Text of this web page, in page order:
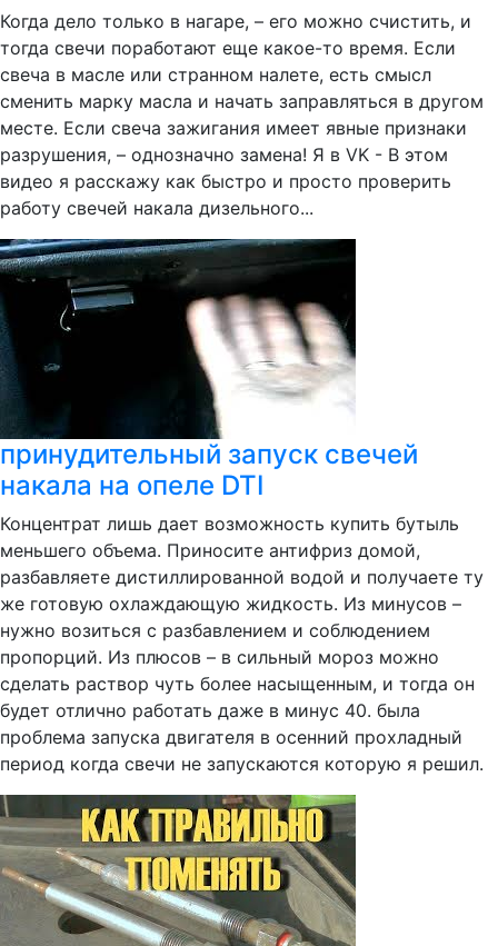
Когда дело только в нагаре, – его можно счистить, и
тогда свечи поработают еще какое-то время. Если
свеча в масле или странном налете, есть смысл
сменить марку масла и начать заправляться в другом
месте. Если свеча зажигания имеет явные признаки
разрушения, – однозначно замена! Я в VK - В этом
видео я расскажу как быстро и просто проверить
работу свечей накала дизельного...
принудительный запуск свечей
накала на опеле DTI
Концентрат лишь дает возможность купить бутыль
меньшего объема. Приносите антифриз домой,
разбавляете дистиллированной водой и получаете ту
же готовую охлаждающую жидкость. Из минусов –
нужно возиться с разбавлением и соблюдением
пропорций. Из плюсов – в сильный мороз можно
сделать раствор чуть более насыщенным, и тогда он
будет отлично работать даже в минус 40. была
проблема запуска двигателя в осенний прохладный
период когда свечи не запускаются которую я решил.